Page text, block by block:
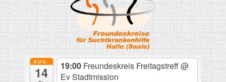
AUG.
14 19:00 Freundeskreis Freitagstreff@
Ev Stadtmission